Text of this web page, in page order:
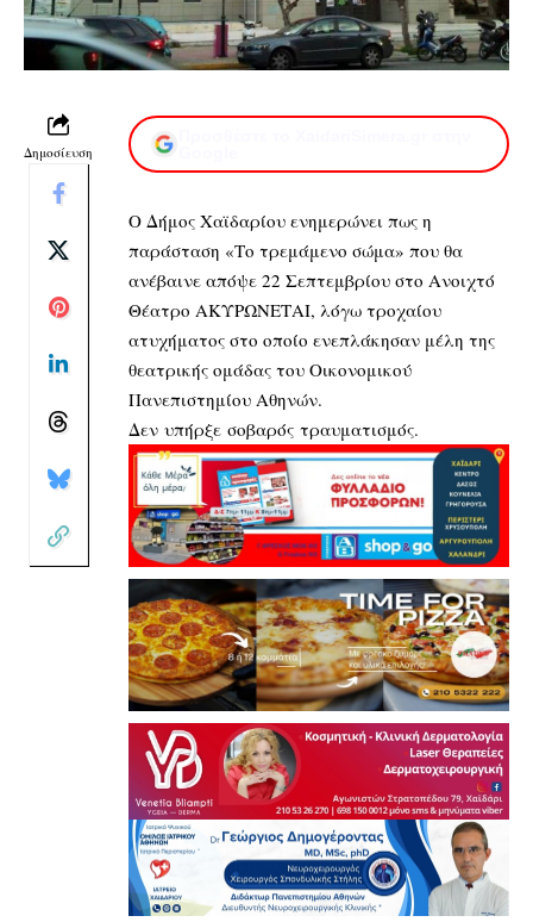
Δημοσίευση
Ο Δήμος Χαϊδαρίου ενημερώνει πως η
παράσταση «Το τρεμάμενο σώμα» που θα
ανέβαινε απόψε 22 Σεπτεμβρίου στο Ανοιχτό
Θέατρο ΑΚΥΡΩΝΕΤΑΙ, λόγω τροχαίου
ατυχήματος στο οποίο ενεπλάκησαν μέλη της
θεατρικής ομάδας του Οικονομικού
Πανεπιστημίου Αθηνών.
Δεν υπήρξε σοβαρός τραυματισμός.